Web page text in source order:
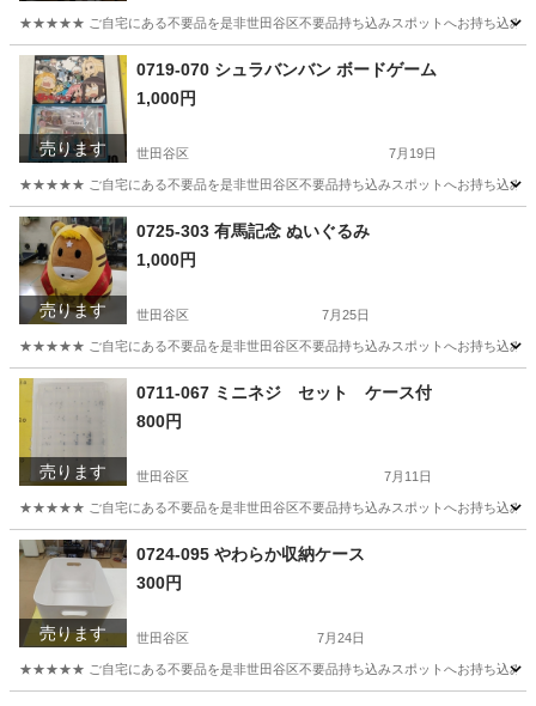
★★★★★ ご自宅にある不要品を是非世田谷区不要品持ち込みスポットへお持ち込みし
東京 世田谷区 きかんしゃトーマス
売ります
0719-070 シュラバンバン ボードゲーム
1,000円
世田谷区 7月19日
★★★★★ ご自宅にある不要品を是非世田谷区不要品持ち込みスポットへお持ち込みし
東京 世田谷区 ボードゲーム スポット
売ります
0725-303 有馬記念 ぬいぐるみ
1,000円
世田谷区 7月25日
★★★★★ ご自宅にある不要品を是非世田谷区不要品持ち込みスポットへお持ち込みし
東京 世田谷区 スポット
売ります
0711-067 ミニネジ セット ケース付
800円
世田谷区 7月11日
★★★★★ ご自宅にある不要品を是非世田谷区不要品持ち込みスポットへお持ち込みし
東京 世田谷区 ネジ
売ります
0724-095 やわらか収納ケース
300円
世田谷区 7月24日
★★★★★ ご自宅にある不要品を是非世田谷区不要品持ち込みスポットへお持ち込みし